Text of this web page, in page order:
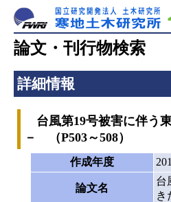
論文・刊行物検索
詳細情報
台風第19号被害に伴う
－ （P503～508）
作成年度
論文名
台
き